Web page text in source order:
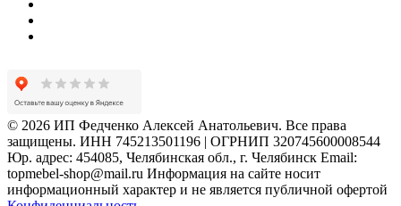
© 2026 ИП Федченко Алексей Анатольевич. Все права
защищены. ИНН 745213501196 | ОГРНИП 320745600008544
Юр. адрес: 454085, Челябинская обл., г. Челябинск Email:
topmebel-shop@mail.ru Информация на сайте носит
информационный характер и не является публичной офертой